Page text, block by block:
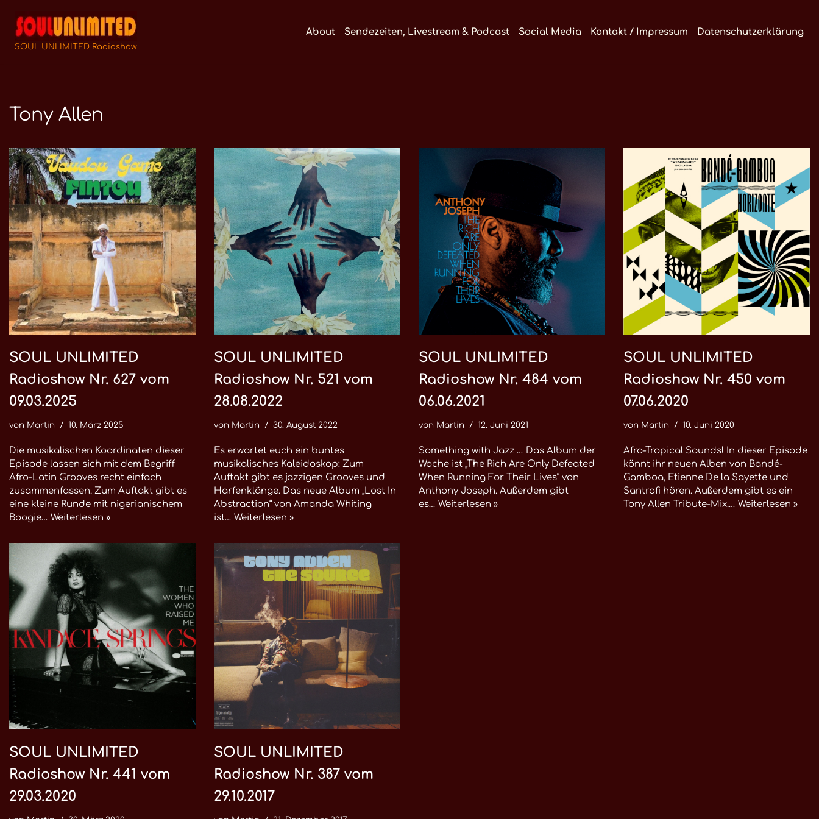
Zum
Inhalt
SOUL UNLIMITED Radioshow
About Sendezeiten, Livestream & Podcast Social Media Kontakt / Impressum Datenschutzerklärung
Tony Allen
SOUL UNLIMITED
Radioshow Nr. 627 vom
09.03.2025
von Martin 10. März 2025
Die musikalischen Koordinaten dieser
Episode lassen sich mit dem Begriff
Afro-Latin Grooves recht einfach
zusammenfassen. Zum Auftakt gibt es
eine kleine Runde mit nigerianischem
Boogie… Weiterlesen »
SOUL UNLIMITED
Radioshow Nr. 521 vom
28.08.2022
von Martin 30. August 2022
Es erwartet euch ein buntes
musikalisches Kaleidoskop: Zum
Auftakt gibt es jazzigen Grooves und
Harfenklänge. Das neue Album „Lost In
Abstraction“ von Amanda Whiting
ist… Weiterlesen »
SOUL UNLIMITED
Radioshow Nr. 484 vom
06.06.2021
von Martin 12. Juni 2021
Something with Jazz … Das Album der
Woche ist „The Rich Are Only Defeated
When Running For Their Lives“ von
Anthony Joseph. Außerdem gibt
es… Weiterlesen »
SOUL UNLIMITED
Radioshow Nr. 450 vom
07.06.2020
von Martin 10. Juni 2020
Afro-Tropical Sounds! In dieser Episode
könnt ihr neuen Alben von Bandé-
Gamboa, Etienne De la Sayette und
Santrofi hören. Außerdem gibt es ein
Tony Allen Tribute-Mix.… Weiterlesen »
SOUL UNLIMITED
Radioshow Nr. 441 vom
29.03.2020
SOUL UNLIMITED
Radioshow Nr. 387 vom
29.10.2017